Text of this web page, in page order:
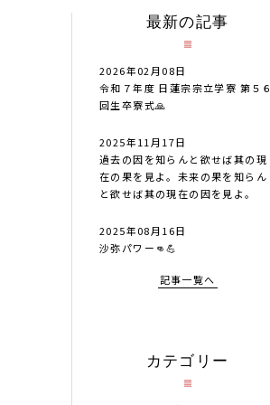
最新の記事
2026年02月08日
令和７年度 日蓮宗宗立学寮 第５６
回生卒寮式🙏
2025年11月17日
過去の因を知らんと欲せば其の現
在の果を見よ。未来の果を知らん
と欲せば其の現在の因を見よ。
2025年08月16日
沙弥パワー👊💪
記事一覧へ
カテゴリー